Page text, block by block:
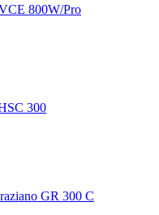
800W/Pro
300
GR 300 C